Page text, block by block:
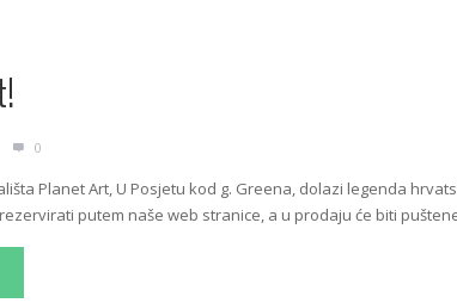
0
Planet Art, U Posjetu kod g. Greena, dolazi legenda
putem naše web stranice, a u prodaju će biti